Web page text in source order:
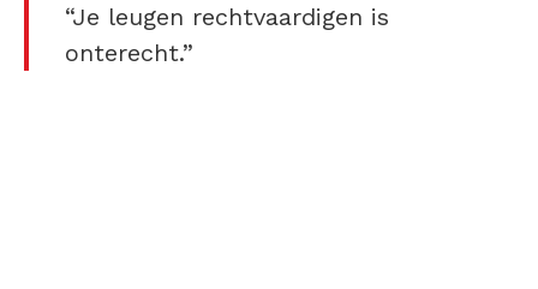
“Je leugen rechtvaardigen is
onterecht.”